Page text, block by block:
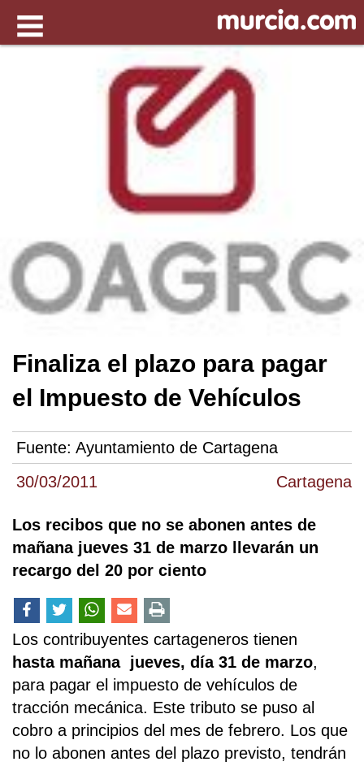
30/03/2011 Cartagena
Finaliza el plazo para pagar
el Impuesto de Vehículos
Fuente: Ayuntamiento de Cartagena
Los recibos que no se abonen antes de
mañana jueves 31 de marzo llevarán un
recargo del 20 por ciento
Los contribuyentes cartageneros tienen
hasta mañana jueves, día 31 de marzo,
para pagar el impuesto de vehículos de
tracción mecánica. Este tributo se puso al
cobro a principios del mes de febrero. Los que
no lo abonen antes del plazo previsto, tendrán